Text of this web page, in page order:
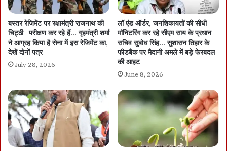
बस्तर रेजिमेंट पर रक्षामंत्री राजनाथ की
चिट्ठी- परीक्षण कर रहे हैं… गृहमंत्री शर्मा
ने आग्रह किया है सेना में इस रेजिमेंट का,
देखें दोनों पत्र
July 28, 2026
लॉ एंड ऑर्डर, जनशिकायतों की सीधी
मॉनिटरिंग कर रहे सीएम साय के प्रधान
सचिव सुबोध सिंह… सुशासन तिहार के
फीडबैक पर मैदानी अमले में बड़े फेरबदल
की आहट
June 8, 2026